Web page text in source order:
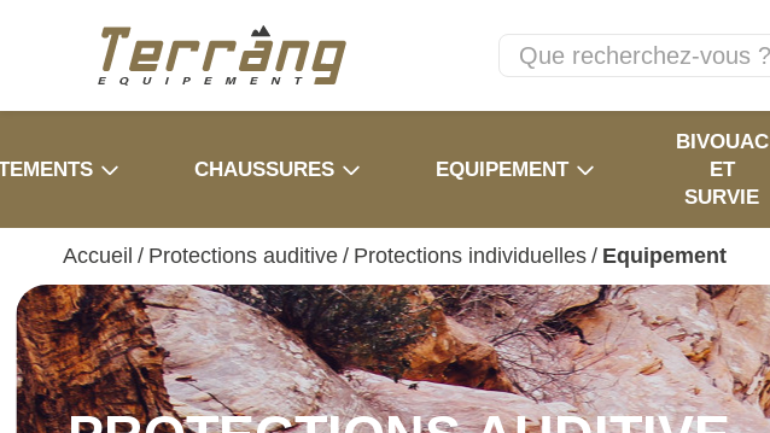
CHAUSSURES EQUIPEMENT
BIVOUAC
ET
SURVIE
Accueil / Protections auditive / Protections individuelles / Equipement